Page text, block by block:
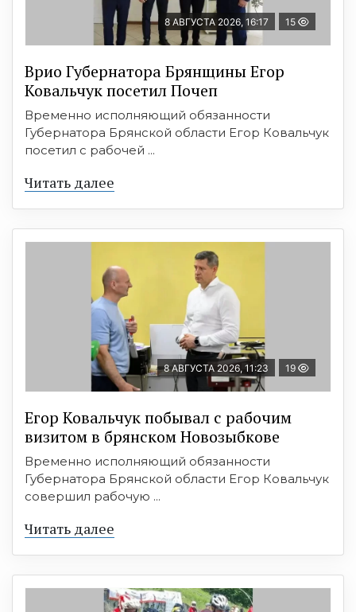
8 АВГУСТА 2026, 16:17 15
Врио Губернатора Брянщины Егор
Ковальчук посетил Почеп
Временно исполняющий обязанности
Губернатора Брянской области Егор Ковальчук
посетил с рабочей ...
Читать далее
8 АВГУСТА 2026, 11:23 19
Егор Ковальчук побывал с рабочим
визитом в брянском Новозыбкове
Временно исполняющий обязанности
Губернатора Брянской области Егор Ковальчук
совершил рабочую ...
Читать далее